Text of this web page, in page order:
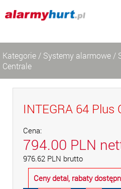
Kategorie / Systemy alarmowe /
Centrale
INTEGRA 64
Cena:
794.00 PLN
976.62 PLN brutto
Ceny detal, rabaty